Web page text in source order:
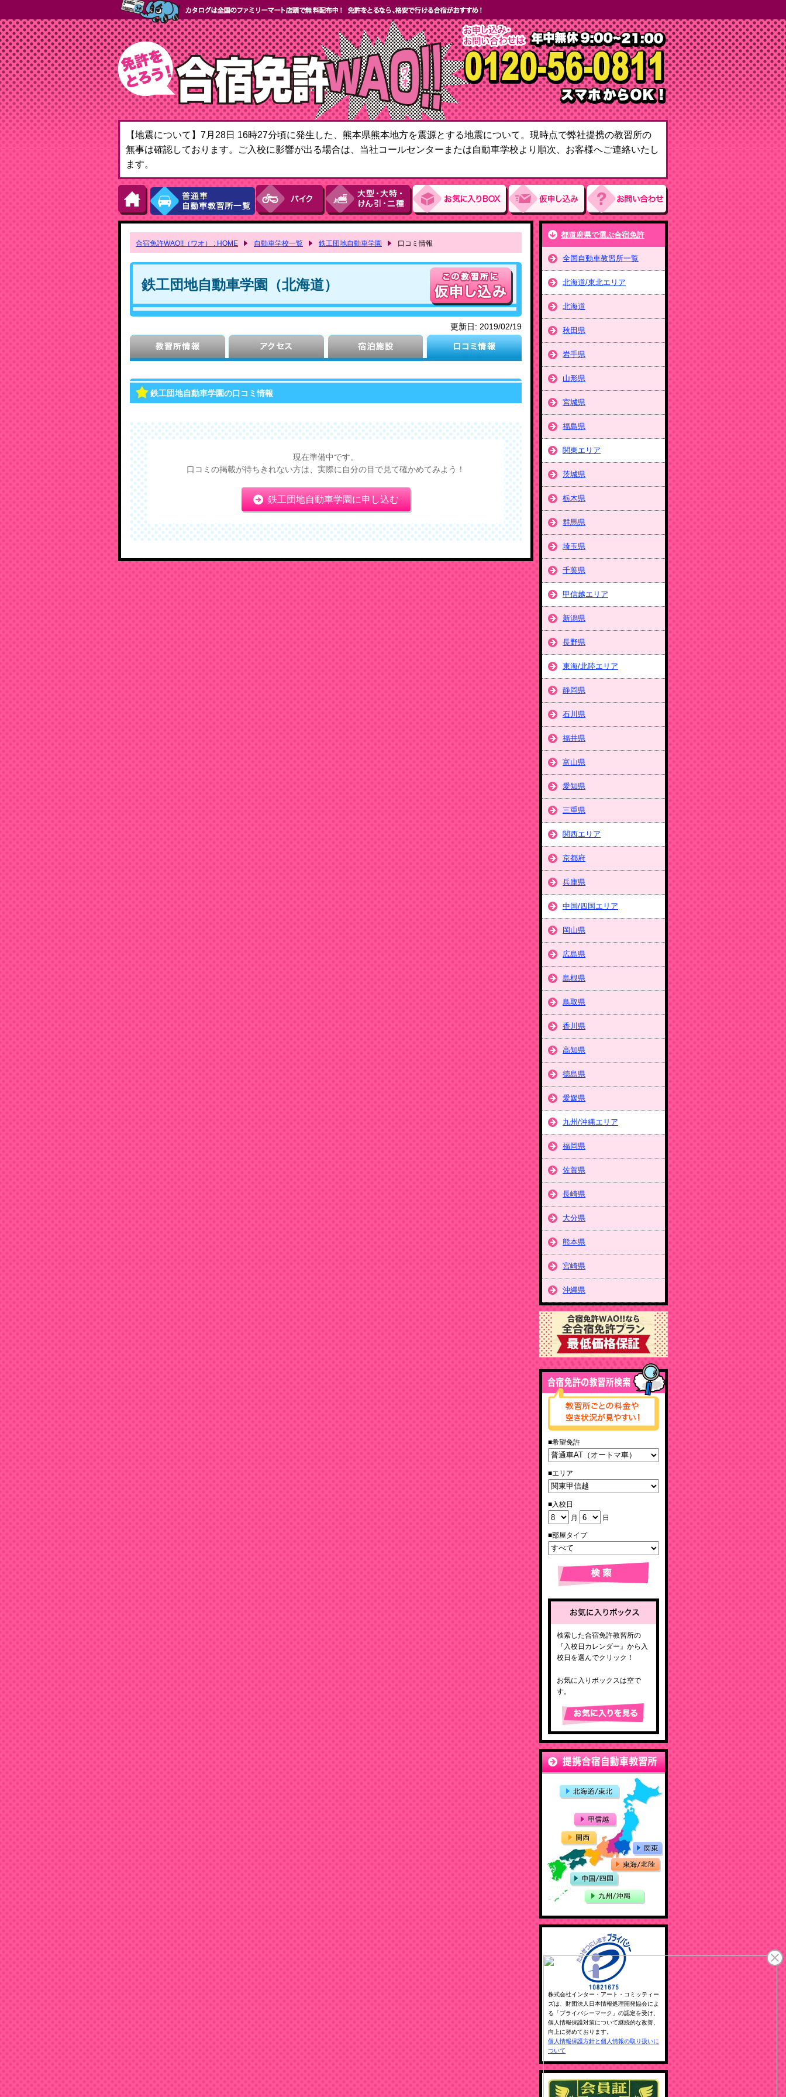
【地震について】7月28日 16時27分頃に発生した、熊本県熊本地方を震源とする地震について。現時点で弊社提携の教習所の
無事は確認しております。ご入校に影響が出る場合は、当社コールセンターまたは自動車学校より順次、お客様へご連絡いたし
ます。
合宿免許WAO!!（ワオ） : HOME 自動車学校一覧 鉄工団地自動車学園 口コミ情報
鉄工団地自動車学園（北海道）
更新日: 2019/02/19
鉄工団地自動車学園の口コミ情報
現在準備中です。
口コミの掲載が待ちきれない方は、実際に自分の目で見て確かめてみよう！
鉄工団地自動車学園に申し込む
都道府県で選ぶ合宿免許
全国自動車教習所一覧
北海道/東北エリア
北海道
秋田県
岩手県
山形県
宮城県
福島県
関東エリア
茨城県
栃木県
群馬県
埼玉県
千葉県
甲信越エリア
新潟県
長野県
東海/北陸エリア
静岡県
石川県
福井県
富山県
愛知県
三重県
関西エリア
京都府
兵庫県
中国/四国エリア
岡山県
広島県
島根県
鳥取県
香川県
高知県
徳島県
愛媛県
九州/沖縄エリア
福岡県
佐賀県
長崎県
大分県
熊本県
宮崎県
沖縄県
■希望免許
■エリア
■入校日
月
日
■部屋タイプ
検索した合宿免許教習所の
『入校日カレンダー』から入
校日を選んでクリック！
お気に入りボックスは空で
す。
株式会社インター・アート・コミッティー
ズは、財団法人日本情報処理開発協会によ
る「プライバシーマーク」の認定を受け、
個人情報保護対策について継続的な改善、
向上に努めております。
個人情報保護方針と個人情報の取り扱いに
ついて